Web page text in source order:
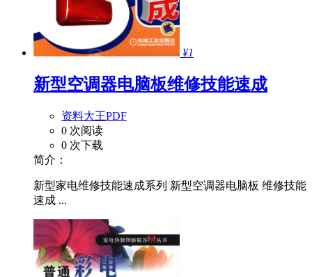
¥1
新型空调器电脑板维修技能速成
资料大王PDF
0 次阅读
0 次下载
简介：
新型家电维修技能速成系列 新型空调器电脑板 维修技能
速成 ...